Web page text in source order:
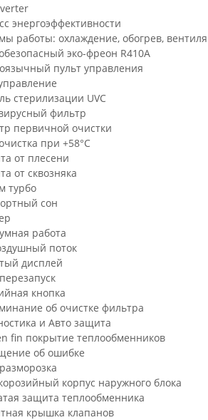
энергоэффективности
работы: охлаждение, обогрев,
эко-фреон R410A
пульт управления
стерилизации UVC
фильтр
первичной очистки
при +58°C
от плесени
от сквозняка
турбо
сон
работа
поток
дисплей
кнопка
об очистке фильтра
и Авто защита
fin покрытие теплообменников
об ошибке
корпус наружнoго блока
защита теплообменника
крышка клапанов